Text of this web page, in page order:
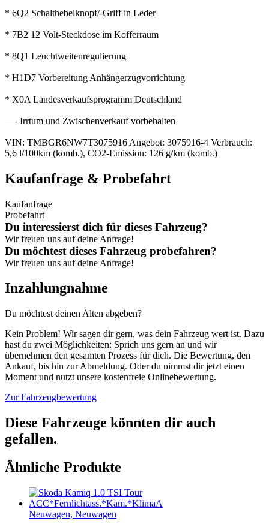
* 6Q2 Schalthebelknopf/-Griff in Leder
* 7B2 12 Volt-Steckdose im Kofferraum
* 8Q1 Leuchtweitenregulierung
* H1D7 Vorbereitung Anhängerzugvorrichtung
* X0A Landesverkaufsprogramm Deutschland
—- Irrtum und Zwischenverkauf vorbehalten
VIN: TMBGR6NW7T3075916 Angebot: 3075916-4 Verbrauch:
5,6 l/100km (komb.), CO2-Emission: 126 g/km (komb.)
Kauf­anfrage & Probefahrt
Kaufanfrage
Probefahrt
Du interessierst dich für dieses Fahrzeug?
Wir freuen uns auf deine Anfrage!
Du möchtest dieses Fahrzeug probefahren?
Wir freuen uns auf deine Anfrage!
Inzahlung­nahme
Du möchtest deinen Alten abgeben?
Kein Problem! Wir sagen dir gern, was dein Fahrzeug wert ist. Dazu
hast du zwei Möglichkeiten: Sprich uns gern an und wir
übernehmen den gesamten Prozess für dich. Die Bewertung, den
Ankauf, bis hin zur Abmeldung. Oder du nimmst dir jetzt einen
Moment und nutzt unsere kostenfreie Onlinebewertung.
Zur Fahrzeugbewertung
Diese Fahrzeuge könnten dir auch
gefallen.
Ähnliche Produkte
Neuwagen, Neuwagen